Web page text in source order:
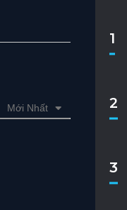
Mới Nhất
1
2
3